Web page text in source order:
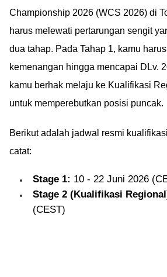
Championship 2026 (WCS 2026) di
harus melewati pertarungan sengit
dua tahap. Pada Tahap 1, kamu
kemenangan hingga mencapai DLv.
kamu berhak melaju ke Kualifikasi
untuk memperebutkan posisi puncak.
Berikut adalah jadwal resmi
catat:
Stage 1: 10 - 22 Juni 2026
Stage 2 (Kualifikasi
(CEST)